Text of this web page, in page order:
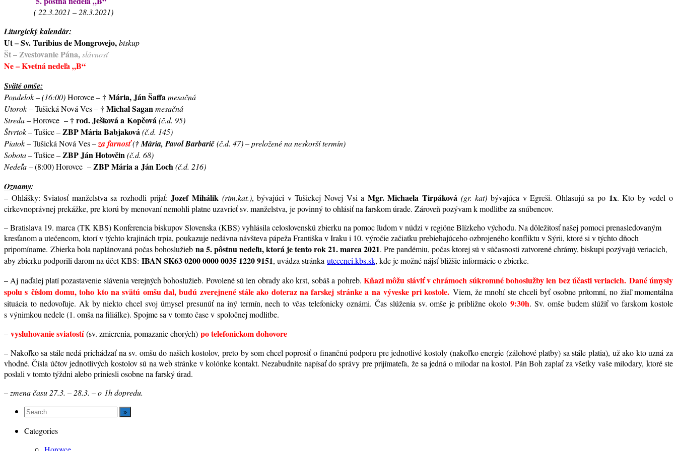
( 22.3.2021 – 28.3.2021)
Liturgický kalendár:
Ut – Sv. Turibius de Mongrovejo,biskup
Št – Zvestovanie Pána,slávnosť
Ne – Kvetná nedeľa „B“
Sväté omše:
Pondelok – (16:00)Horovce–†Mária, Ján Šaffamesačná
Utorok –Tušická Nová Ves –†Michal Saganmesačná
Streda– Horovce –†rod. Ješková a Kopčová(č.d. 95)
Štvrtok– Tušice –ZBP Mária Babjaková(č.d. 145)
Piatok– Tušická Nová Ves–za farnosť(†Mária, Pavol Barbarič(č.d. 47) – preložené na neskorší termín)
Sobota –Tušice–ZBP Ján Hotovčin(č.d. 68)
Nedeľa– (8:00) Horovce –ZBP Mária a Ján Ľoch(č.d. 216)
Oznamy:
– Ohlášky: Sviatosť manželstva sa rozhodli prijať:Jozef Mihálik (rim.kat.), bývajúci v Tušickej Novej Vsi a Mgr. Michaela Tirpáková (gr. kat) bývajúca v Egreši. Ohlasujú sa po 1x. Kto by vedel o
cirkevnoprávnej prekážke, pre ktorú by menovaní nemohli platne uzavrieť sv. manželstva, je povinný to ohlásiť na farskom úrade. Zároveň pozývam k modlitbe za snúbencov.
– Bratislava 19. marca (TK KBS) Konferencia biskupov Slovenska (KBS) vyhlásila celoslovenskú zbierku na pomoc ľudom v núdzi v regióne Blízkeho východu. Na dôležitosť našej pomoci prenasledovaným
kresťanom a utečencom, ktorí v týchto krajinách trpia, poukazuje nedávna návšteva pápeža Františka v Iraku i 10. výročie začiatku prebiehajúceho ozbrojeného konfliktu v Sýrii, ktoré si v týchto dňoch
pripomíname. Zbierka bola naplánovaná počas bohoslužieb na 5. pôstnu nedeľu, ktorá je tento rok 21. marca 2021. Pre pandémiu, počas ktorej sú v súčasnosti zatvorené chrámy, biskupi pozývajú veriacich,
aby zbierku podporili darom na účet KBS: IBAN SK63 0200 0000 0035 1220 9151, uvádza stránka utecenci.kbs.sk, kde je možné nájsť bližšie informácie o zbierke.
– Aj naďalej platí pozastavenie slávenia verejných bohoslužieb. Povolené sú len obrady ako krst, sobáš a pohreb. Kňazi môžu sláviť v chrámoch súkromné bohoslužby len bez účasti veriacich. Dané úmysly
spolu s číslom domu, toho kto na svätú omšu dal, budú zverejnené stále ako doteraz na farskej stránke a na výveske pri kostole. Viem, že mnohí ste chceli byť osobne prítomní, no žiaľ momentálna
situácia to nedovoľuje. Ak by niekto chcel svoj úmysel presunúť na iný termín, nech to včas telefonicky oznámi. Čas slúženia sv. omše je približne okolo 9:30h. Sv. omše budem slúžiť vo farskom kostole
s výnimkou nedele (1. omša na filiálke). Spojme sa v tomto čase v spoločnej modlitbe.
– vysluhovanie sviatostí(sv. zmierenia, pomazanie chorých) po telefonickom dohovore
– Nakoľko sa stále nedá prichádzať na sv. omšu do našich kostolov, preto by som chcel poprosiť o finančnú podporu pre jednotlivé kostoly (nakoľko energie (zálohové platby) sa stále platia), už ako kto uzná za
vhodné. Čísla účtov jednotlivých kostolov sú na web stránke v kolónke kontakt. Nezabudnite napísať do správy pre prijímateľa, že sa jedná o milodar na kostol. Pán Boh zaplať za všetky vaše milodary, ktoré ste
poslali v tomto týždni alebo priniesli osobne na farský úrad.
– zmena času 27.3. – 28.3. – o 1h dopredu.
Categories